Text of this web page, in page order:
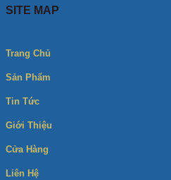
SITE MAP
Trang Chủ
Sản Phẩm
Tin Tức
Giới Thiệu
Cửa Hàng
Liên Hệ